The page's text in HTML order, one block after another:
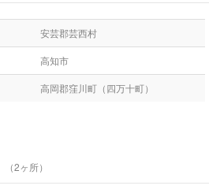
安芸郡芸西村
高知市
高岡郡窪川町（四万十町）
（2ヶ所）